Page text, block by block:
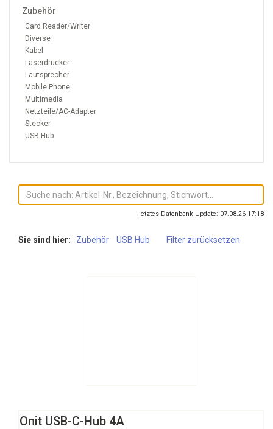
Zubehör
Card Reader/Writer
Diverse
Kabel
Laserdrucker
Lautsprecher
Mobile Phone
Multimedia
Netzteile/AC-Adapter
Stecker
USB Hub
letztes Datenbank-Update: 07.08.26 17:18
Sie sind hier: Zubehör USB Hub Filter zurücksetzen
Onit USB-C-Hub 4A